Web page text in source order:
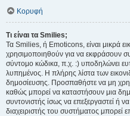
Κορυφή
Τι είναι τα Smilies;
Τα Smilies, ή Emoticons, είναι μικρά
χρησιμοποιηθούν για να εκφράσουν
σύντομο κώδικα, π.χ. :) υποδηλώνει
λυπημένος. Η πλήρης λίστα των
δημοσίευσης. Προσπαθήστε να μη
καθώς μπορεί να καταστήσουν μια
συντονιστής ίσως να επεξεργαστεί ή
διαχειριστής του συστήματος μπορεί